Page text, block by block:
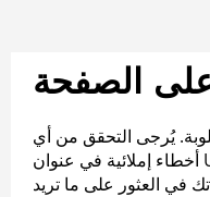
على الصفحة
يُرجى التحقق من أي
أخطاء إملائية في عنوان URL، أو عرض خريطة الموقع